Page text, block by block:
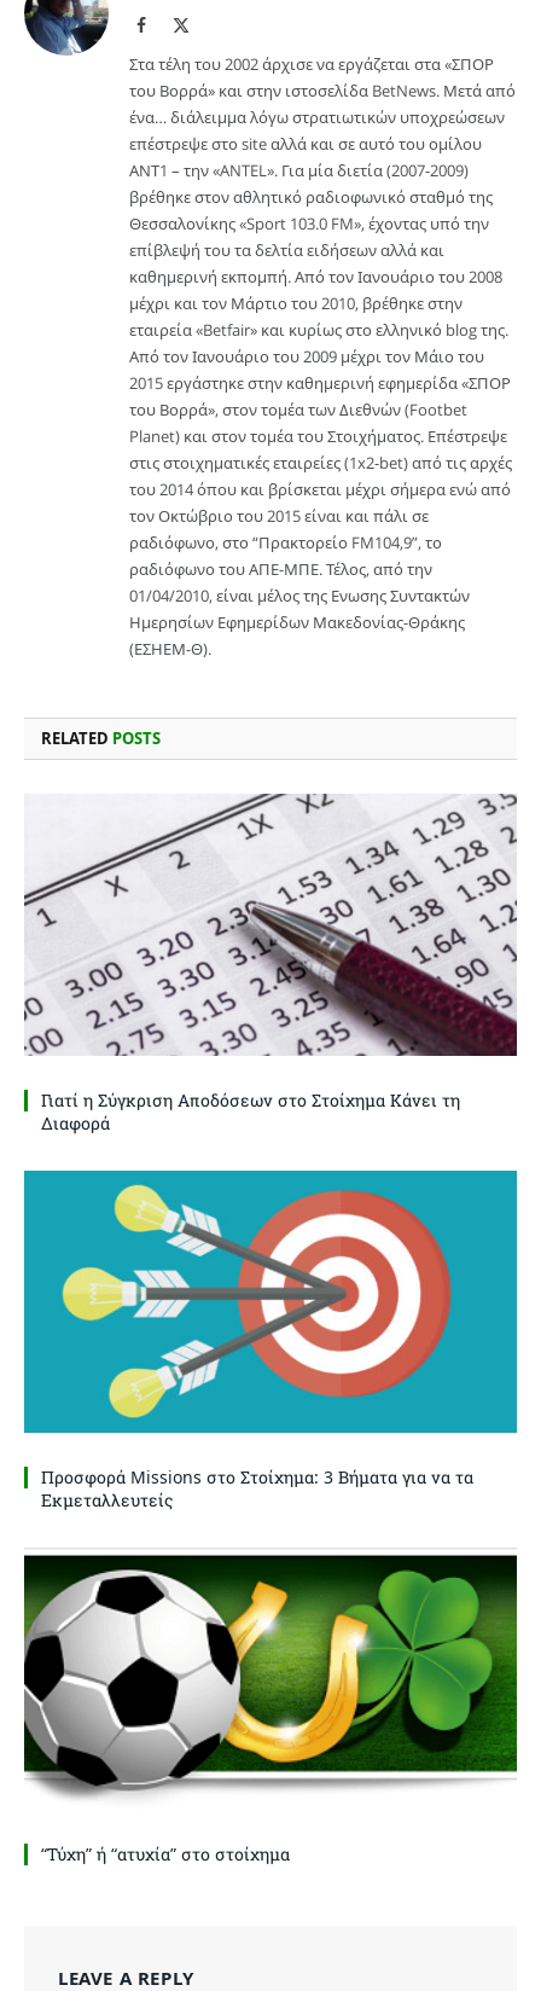
Facebook
Στα τέλη του 2002 άρχισε να εργάζεται στα «ΣΠΟΡ
του Βορρά» και στην ιστοσελίδα BetNews. Μετά από
ένα… διάλειμμα λόγω στρατιωτικών υποχρεώσεων
επέστρεψε στο site αλλά και σε αυτό του ομίλου
ΑΝΤ1 – την «ANTEL». Για μία διετία (2007-2009)
βρέθηκε στον αθλητικό ραδιοφωνικό σταθμό της
Θεσσαλονίκης «Sport 103.0 FM», έχοντας υπό την
επίβλεψή του τα δελτία ειδήσεων αλλά και
καθημερινή εκπομπή. Από τον Ιανουάριο του 2008
μέχρι και τον Μάρτιο του 2010, βρέθηκε στην
εταιρεία «Betfair» και κυρίως στο ελληνικό blog της.
Από τον Ιανουάριο του 2009 μέχρι τον Μάιο του
2015 εργάστηκε στην καθημερινή εφημερίδα «ΣΠΟΡ
του Βορρά», στον τομέα των Διεθνών (Footbet
Planet) και στον τομέα του Στοιχήματος. Επέστρεψε
στις στοιχηματικές εταιρείες (1x2-bet) από τις αρχές
του 2014 όπου και βρίσκεται μέχρι σήμερα ενώ από
τον Οκτώβριο του 2015 είναι και πάλι σε
ραδιόφωνο, στο “Πρακτορείο FM104,9”, το
ραδιόφωνο του ΑΠΕ-ΜΠΕ. Τέλος, από την
01/04/2010, είναι μέλος της Ενωσης Συντακτών
Ημερησίων Εφημερίδων Μακεδονίας-Θράκης
(ΕΣΗΕΜ-Θ).
RELATED POSTS
Γιατί η Σύγκριση Αποδόσεων στο Στοίχημα Κάνει τη
Διαφορά
Προσφορά Missions στο Στοίχημα: 3 Βήματα για να τα
Εκμεταλλευτείς
“Τύχη” ή “ατυχία” στο στοίχημα
LEAVE A REPLY